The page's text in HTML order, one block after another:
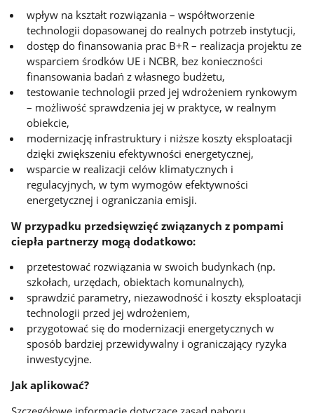
wpływ na kształt rozwiązania – współtworzenie
technologii dopasowanej do realnych potrzeb instytucji,
dostęp do finansowania prac B+R – realizacja projektu ze
wsparciem środków UE i NCBR, bez konieczności
finansowania badań z własnego budżetu,
testowanie technologii przed jej wdrożeniem rynkowym
– możliwość sprawdzenia jej w praktyce, w realnym
obiekcie,
modernizację infrastruktury i niższe koszty eksploatacji
dzięki zwiększeniu efektywności energetycznej,
wsparcie w realizacji celów klimatycznych i
regulacyjnych, w tym wymogów efektywności
energetycznej i ograniczania emisji.
W przypadku przedsięwzięć związanych z pompami
ciepła partnerzy mogą dodatkowo:
przetestować rozwiązania w swoich budynkach (np.
szkołach, urzędach, obiektach komunalnych),
sprawdzić parametry, niezawodność i koszty eksploatacji
technologii przed jej wdrożeniem,
przygotować się do modernizacji energetycznych w
sposób bardziej przewidywalny i ograniczający ryzyka
inwestycyjne.
Jak aplikować?